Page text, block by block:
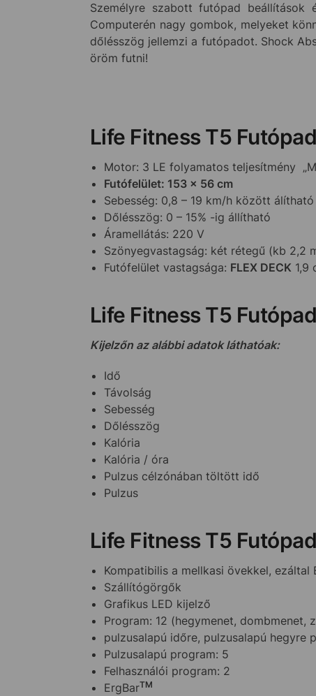
Személyre szabott futópad beállítások
Computerén nagy gombok, melyeket
dőlésszög jellemzi a futópadot. Shock
öröm futni!
Life Fitness T5
Motor: 3 LE folyamatos teljesítmény
Futófelület: 153 x 56 cm
Sebesség: 0,8 – 19 km/h között
Dőlésszög: 0 – 15% -ig állítható
Áramellátás: 220 V
Szönyegvastagság: két rétegű (kb 2,2
Futófelület vastagsága: FLEX DECK 1,9
Life Fitness T5
Kijelzőn az alábbi adatok láthatóak:
Idő
Távolság
Sebesség
Dőlésszög
Kalória
Kalória / óra
Pulzus célzónában töltött idő
Pulzus
Life Fitness T5
Kompatibilis a mellkasi övekkel,
Szállítógörgők
Grafikus LED kijelző
Program: 12 (hegymenet, dombmenet,
pulzusalapú időre, pulzusalapú hegyre
Pulzusalapú program: 5
Felhasználói program: 2
ErgBarTM